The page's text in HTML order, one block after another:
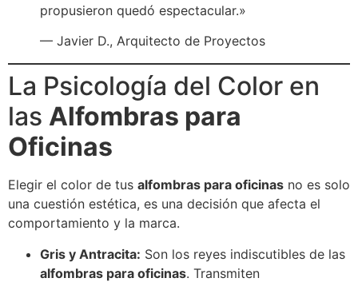
propusieron quedó espectacular.»
— Javier D., Arquitecto de Proyectos
La Psicología del Color en
las Alfombras para
Oficinas
Elegir el color de tus alfombras para oficinas no es solo
una cuestión estética, es una decisión que afecta el
comportamiento y la marca.
Gris y Antracita: Son los reyes indiscutibles de las
alfombras para oficinas. Transmiten